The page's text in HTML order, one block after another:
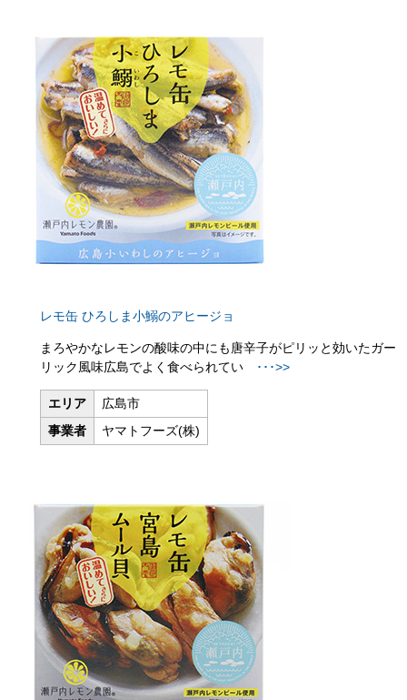
レモ缶 ひろしま小鰯のアヒージョ
まろやかなレモンの酸味の中にも唐辛子がピリッと効いたガー
リック風味広島でよく食べられてい ･･･>>
エリア
広島市
事業者
ヤマトフーズ(株)